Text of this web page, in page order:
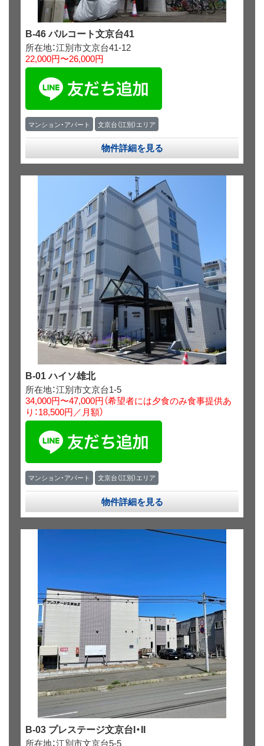
B-46 パルコート文京台41
所在地：江別市文京台41‐12
22,000円〜26,000円
マンション・アパート 文京台（江別）エリア
物件詳細を見る
B-01 ハイソ雄北
所在地：江別市文京台1-5
34,000円〜47,000円（希望者には夕食のみ食事提供あ
り：18,500円／月額）
マンション・アパート 文京台（江別）エリア
物件詳細を見る
B-03 プレステージ文京台I・II
所在地：江別市文京台5-5